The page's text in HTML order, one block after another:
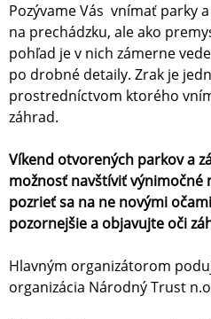
Pozývame Vás vnímať parky
na prechádzku, ale ako
pohľad je v nich zámerne
po drobné detaily. Zrak je
prostredníctvom ktorého
záhrad.
Víkend otvorených parkov a
možnosť navštíviť výnimočné
pozrieť sa na ne novými
pozornejšie a objavujte oči
Hlavným organizátorom
organizácia Národný Trust